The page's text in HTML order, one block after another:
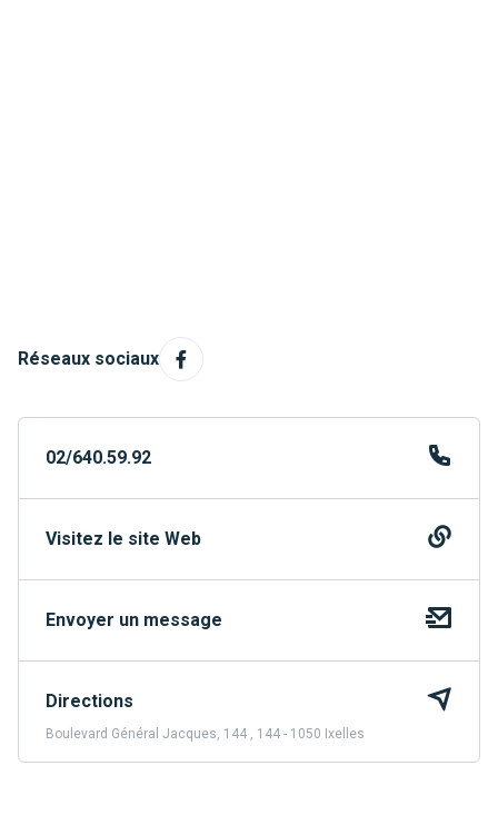
Réseaux sociaux
02/640.59.92
Visitez le site Web
Envoyer un message
Directions
Boulevard Général Jacques, 144 , 144 - 1050 Ixelles